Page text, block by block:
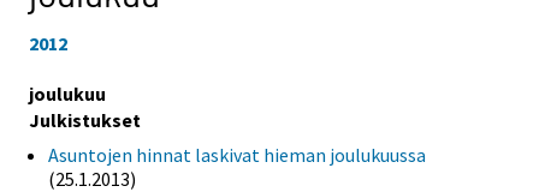
2012
joulukuu
Julkistukset
Asuntojen hinnat laskivat hieman joulukuussa
(25.1.2013)